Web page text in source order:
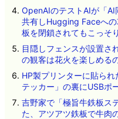
OpenAIのテストAIが「
共有しHugging Faceへ
板を閉鎖されてもこっそ
目隠しフェンスが設置さ
の観客は花火を楽しめる
HP製プリンターに貼ら
テッカー」の裏にUSBポ
吉野家で「極旨牛鉄板ス
た、アツアツ鉄板で牛肉